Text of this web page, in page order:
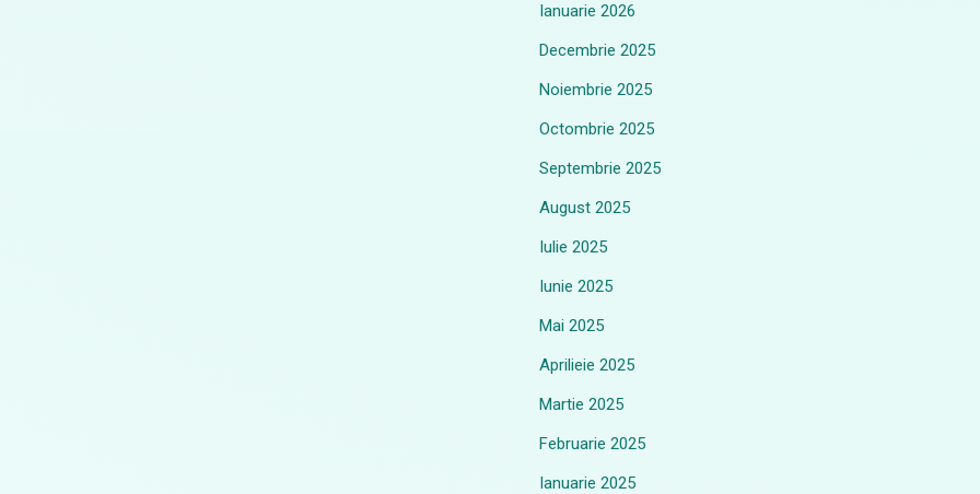
Ianuarie 2026
Decembrie 2025
Noiembrie 2025
Octombrie 2025
Septembrie 2025
August 2025
Iulie 2025
Iunie 2025
Mai 2025
Aprilieie 2025
Martie 2025
Februarie 2025
Ianuarie 2025